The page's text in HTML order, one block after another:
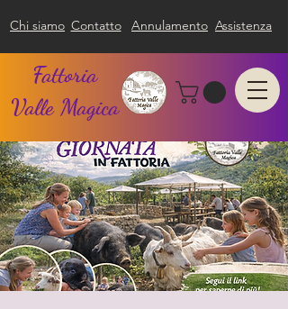
Chi siamo Contatto Annulamento Assistenza
Fattoria
Valle Magica